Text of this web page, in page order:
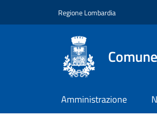
Regione Lombardia
Amministrazione